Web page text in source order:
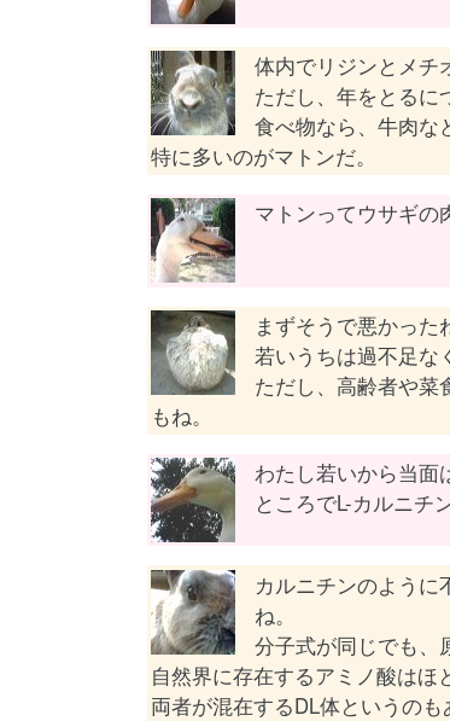
体内でリジンとメチ
ただし、年をとるに
食べ物なら、牛肉な
特に多いのがマトンだ。
マトンってウサギの
まずそうで悪かった
若いうちは過不足な
ただし、高齢者や菜
もね。
わたし若いから当面
ところでL-カルニチ
カルニチンのように
ね。
分子式が同じでも、
自然界に存在するアミノ酸はほ
両者が混在するDL体というの